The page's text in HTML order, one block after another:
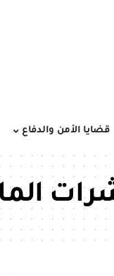
قضايا الأمن والدفاع